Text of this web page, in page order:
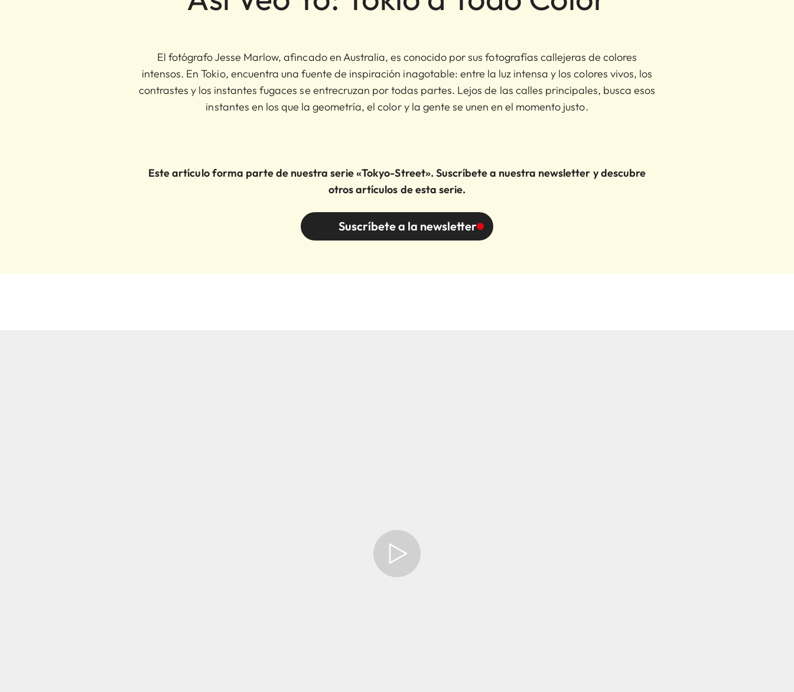
El fotógrafo Jesse Marlow, afincado en Australia, es conocido por sus fotografías callejeras de colores
intensos. En Tokio, encuentra una fuente de inspiración inagotable: entre la luz intensa y los colores vivos, los
contrastes y los instantes fugaces se entrecruzan por todas partes. Lejos de las calles principales, busca esos
instantes en los que la geometría, el color y la gente se unen en el momento justo.
Este artículo forma parte de nuestra serie «Tokyo-Street». Suscríbete a nuestra newsletter y descubre
otros artículos de esta serie.
Suscríbete a la newsletter